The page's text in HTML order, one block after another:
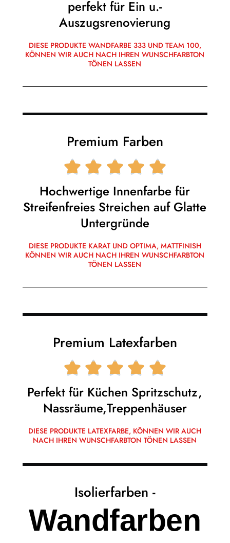
perfekt für Ein u.-
Auszugsrenovierung
DIESE PRODUKTE WANDFARBE 333 UND TEAM 100,
KÖNNEN WIR AUCH NACH IHREN WUNSCHFARBTON
TÖNEN LASSEN
Premium Farben
    
Hochwertige Innenfarbe für
Streifenfreies Streichen auf Glatte
Untergründe
DIESE PRODUKTE KARAT UND OPTIMA, MATTFINISH
KÖNNEN WIR AUCH NACH IHREN WUNSCHFARBTON
TÖNEN LASSEN
Premium Latexfarben
    
Perfekt für Küchen Spritzschutz,
Nassräume,Treppenhäuser
DIESE PRODUKTE LATEXFARBE, KÖNNEN WIR AUCH
NACH IHREN WUNSCHFARBTON TÖNEN LASSEN
Isolierfarben -
Wandfarben